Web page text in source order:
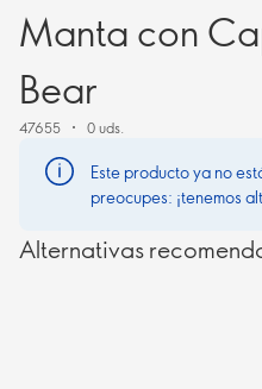
Manta con
Bear
47655 0 uds.
Este producto ya no
preocupes: ¡tenemos
Alternativas